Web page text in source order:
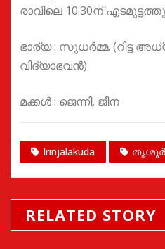
രാവിലെ 10.30ന്
ഭാര്യ : സുധർമ്മ. (റിട്ട
വിദ്യാഭവൻ)
മക്കൾ : ജെന്നി, ജീന
Irinjalakuda തൃശൂർ
RELATED STORY